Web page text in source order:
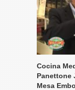
Cocina
Panettone
Mesa